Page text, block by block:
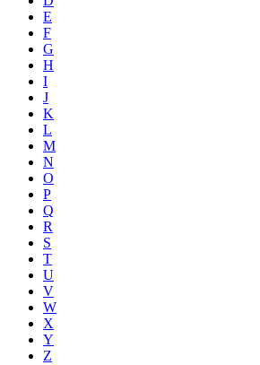
E
F
G
H
I
J
K
L
M
N
O
P
Q
R
S
T
U
V
W
X
Y
Z